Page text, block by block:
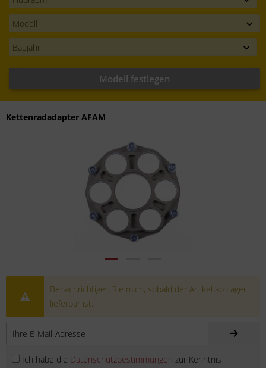
Modell festlegen
Kettenradadapter AFAM
Benachrichtigen Sie mich, sobald der Artikel ab Lager
lieferbar ist.
Ich habe die Datenschutzbestimmungen zur Kenntnis